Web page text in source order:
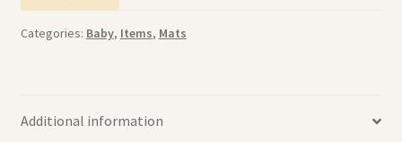
Categories: Baby, Items, Mats
Additional information